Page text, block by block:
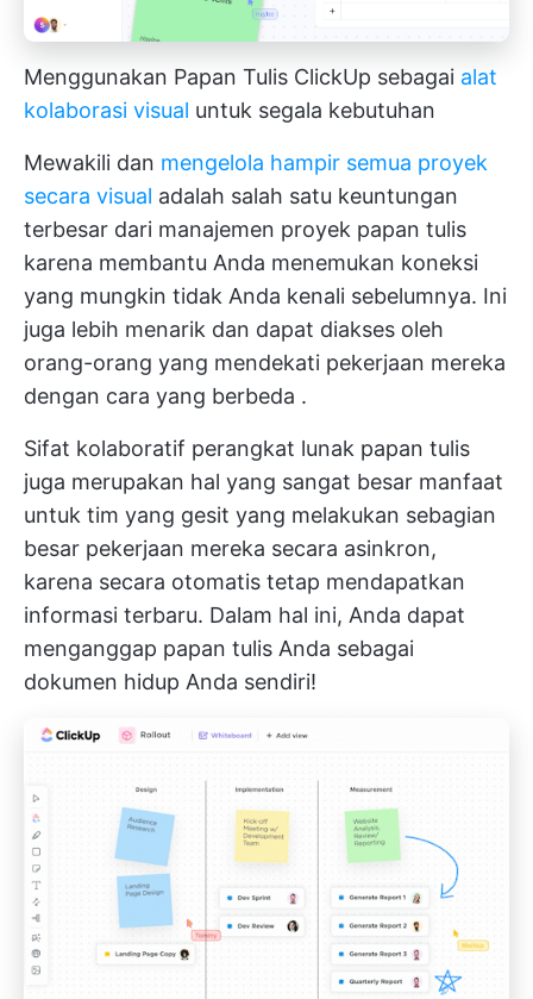
Menggunakan Papan Tulis ClickUp sebagai alat
kolaborasi visual untuk segala kebutuhan
Mewakili dan mengelola hampir semua proyek
secara visual adalah salah satu keuntungan
terbesar dari manajemen proyek papan tulis
karena membantu Anda menemukan koneksi
yang mungkin tidak Anda kenali sebelumnya. Ini
juga lebih menarik dan dapat diakses oleh
orang-orang yang mendekati pekerjaan mereka
dengan cara yang berbeda .
Sifat kolaboratif perangkat lunak papan tulis
juga merupakan hal yang sangat besar manfaat
untuk tim yang gesit yang melakukan sebagian
besar pekerjaan mereka secara asinkron,
karena secara otomatis tetap mendapatkan
informasi terbaru. Dalam hal ini, Anda dapat
menganggap papan tulis Anda sebagai
dokumen hidup Anda sendiri!